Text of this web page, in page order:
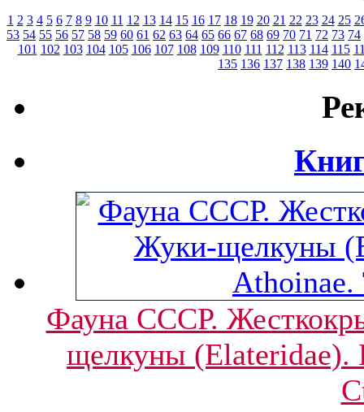
1 2 3 4 5 6 7 8 9 10 11 12 13 14 15 16 17 18 19 20 21 22 23 24 25
53 54 55 56 57 58 59 60 61 62 63 64 65 66 67 68 69 70 71 72 73 74
101 102 103 104 105 106 107 108 109 110 111 112 113 114 115
135 136 137 138 139 140
Фауна СССР.
щелкуны (Elateridae).